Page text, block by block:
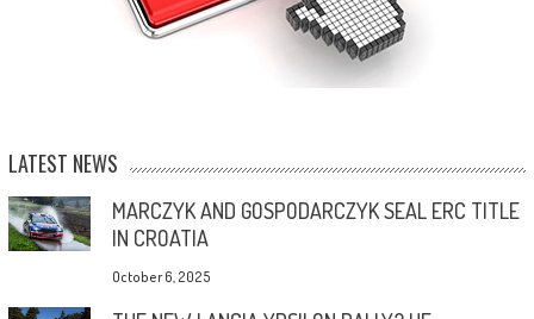
LATEST NEWS
MARCZYK AND GOSPODARCZYK SEAL ERC TITLE
IN CROATIA
October 6, 2025